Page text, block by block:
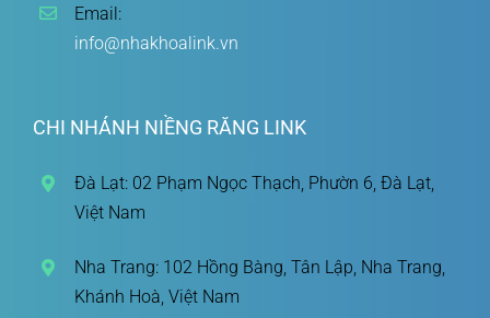
Email:
info@nhakhoalink.vn
CHI NHÁNH NIỀNG RĂNG LINK
Đà Lạt: 02 Phạm Ngọc Thạch, Phườn 6, Đà Lạt,
Việt Nam
Nha Trang: 102 Hồng Bàng, Tân Lập, Nha Trang,
Khánh Hoà, Việt Nam